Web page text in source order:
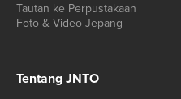
Tautan ke Perpustakaan
Foto & Video Jepang
Tentang JNTO